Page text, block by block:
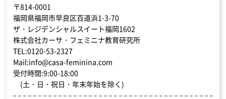
〒814-0001
福岡県福岡市早良区百道浜1-3-70
ザ・レジデンシャルスイート福岡1602
株式会社カーサ・フェミニナ教育研究所
TEL:0120-53-2327
Mail:info@casa-feminina.com
受付時間:9:00-18:00
(土・日・祝日・年末年始を除く)